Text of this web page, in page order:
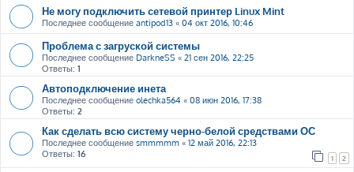
Не могу подключить сетевой принтер Linux Mint
Последнее сообщение antipod13 « 04 окт 2016, 10:46
Проблема с загруской системы
Последнее сообщение DarkneSS « 21 сен 2016, 22:25
Ответы: 1
Автоподключение инета
Последнее сообщение olechka564 « 08 июн 2016, 17:38
Ответы: 2
Как сделать всю систему черно-белой средствами ОС
Последнее сообщение smmmmm « 12 май 2016, 22:13
Ответы: 16 1 2